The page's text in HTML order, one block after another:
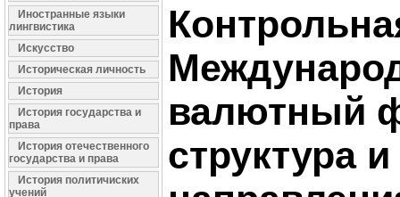
Иностранные языки
лингвистика
Искусство
Историческая личность
История
История государства и
права
История отечественного
государства и права
История политичиских
учений
валютный
структура и